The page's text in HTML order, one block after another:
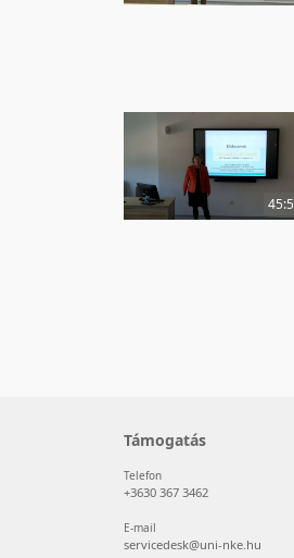
Támogatás
Telefon
+3630 367 3462
E-mail
servicedesk@uni-nke.hu